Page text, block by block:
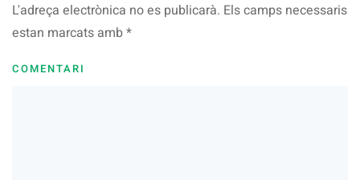
L'adreça electrònica no es publicarà. Els camps necessaris
estan marcats amb*
COMENTARI